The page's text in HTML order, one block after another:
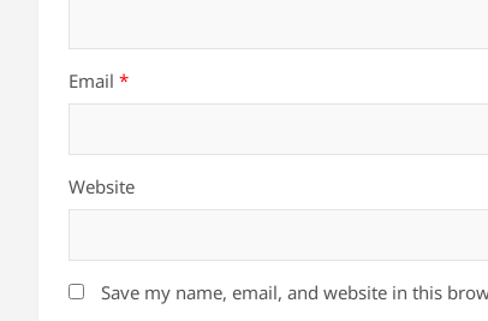
Email *
Website
Save my name, email, and website in this